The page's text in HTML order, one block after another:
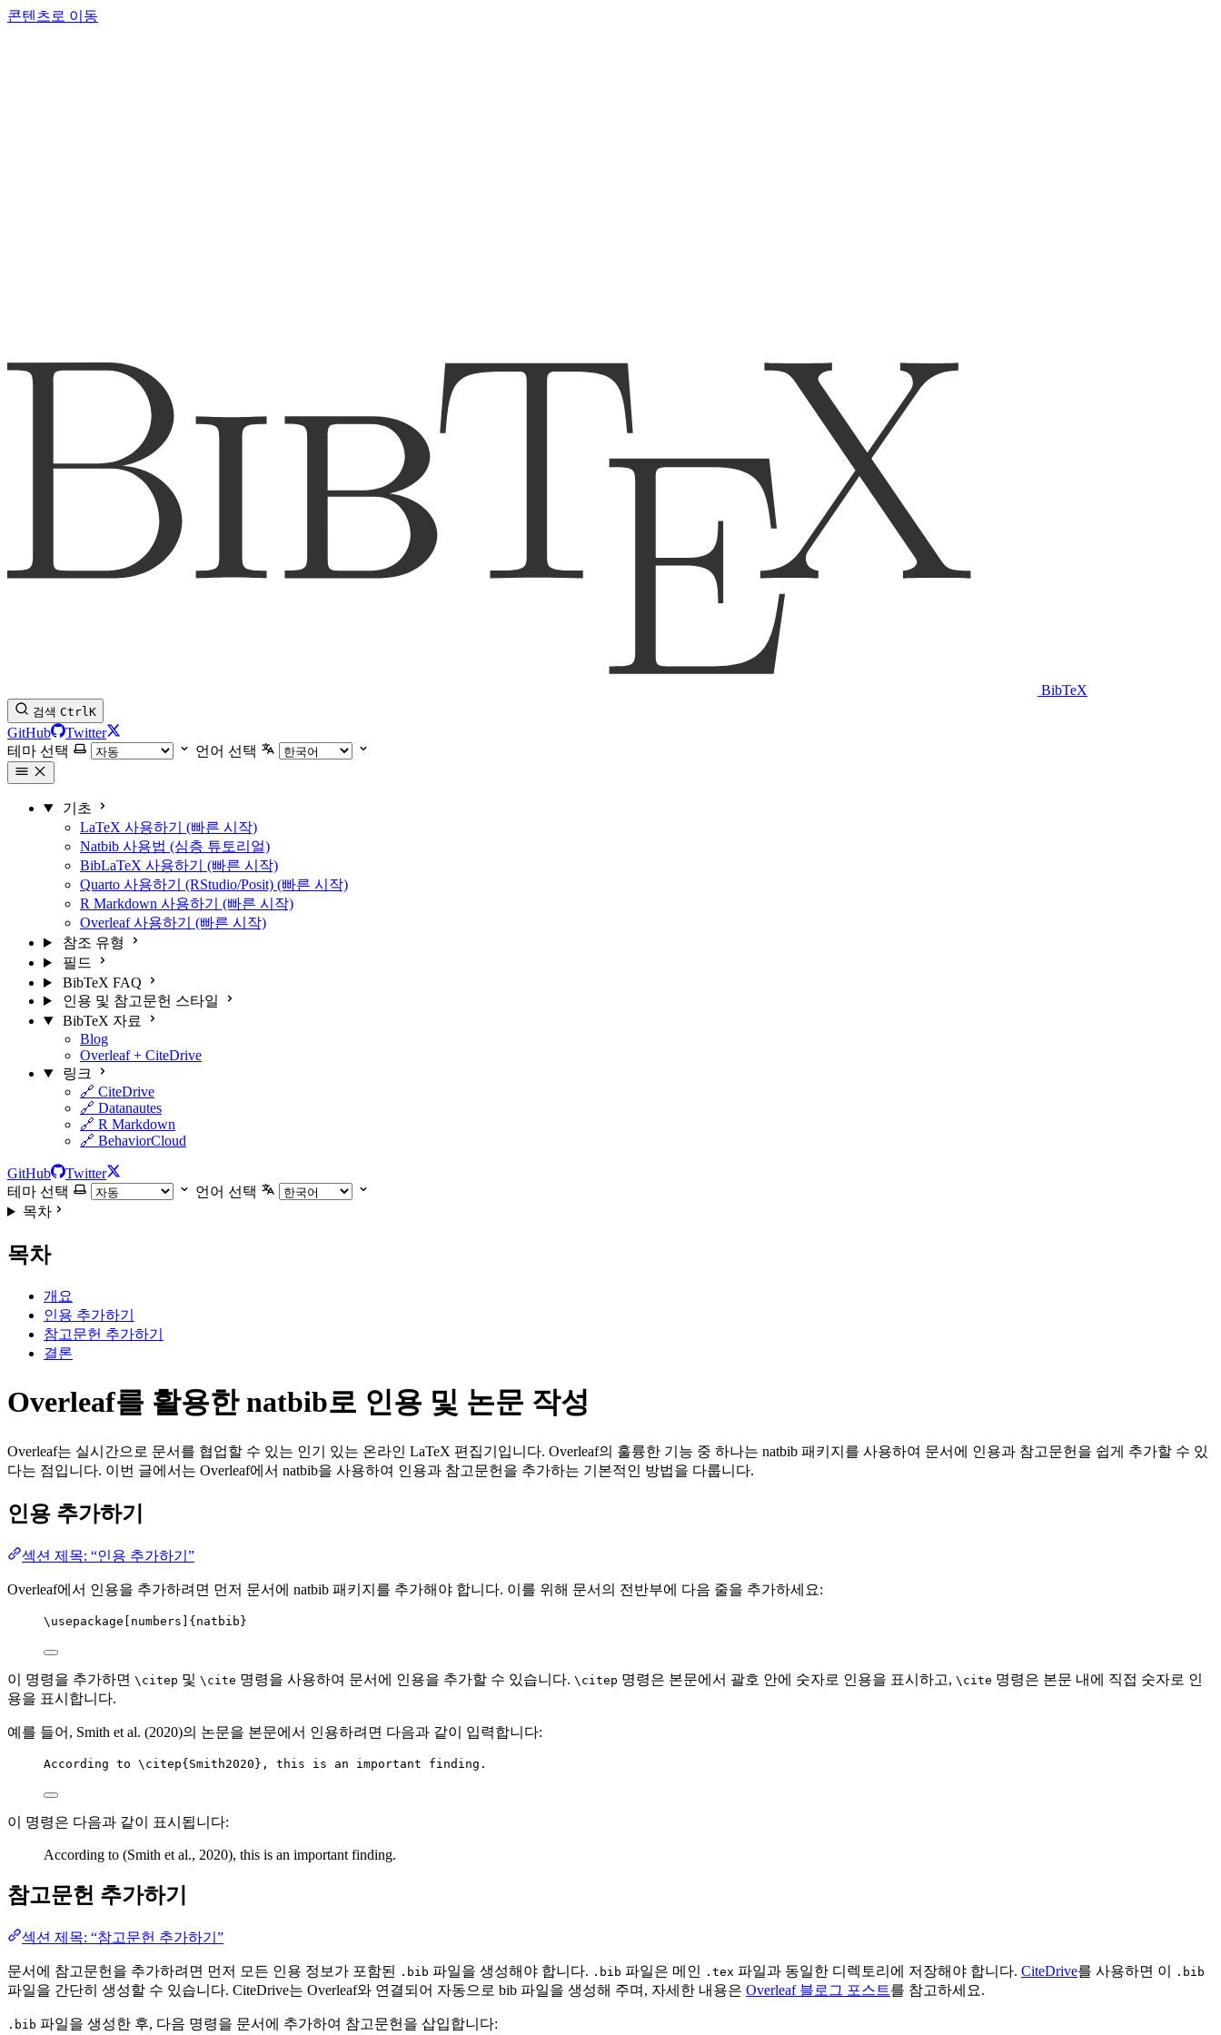
콘텐츠로 이동
BibTeX
검색 CtrlK
GitHub
Twitter
테마 선택
언어 선택
기초
LaTeX 사용하기 (빠른 시작)
Natbib 사용법 (심층 튜토리얼)
BibLaTeX 사용하기 (빠른 시작)
Quarto 사용하기 (RStudio/Posit) (빠른 시작)
R Markdown 사용하기 (빠른 시작)
Overleaf 사용하기 (빠른 시작)
참조 유형
필드
BibTeX FAQ
인용 및 참고문헌 스타일
BibTeX 자료
Blog
Overleaf + CiteDrive
링크
🔗 CiteDrive
🔗 Datanautes
🔗 R Markdown
🔗 BehaviorCloud
GitHub
Twitter
테마 선택
언어 선택
목차
목차
개요
인용 추가하기
참고문헌 추가하기
결론
Overleaf를 활용한 natbib로 인용 및 논문 작성
Overleaf는 실시간으로 문서를 협업할 수 있는 인기 있는 온라인 LaTeX 편집기입니다. Overleaf의 훌륭한 기능 중 하나는 natbib 패키지를 사용하여 문서에 인용과 참고문헌을 쉽게 추가할 수 있
다는 점입니다. 이번 글에서는 Overleaf에서 natbib을 사용하여 인용과 참고문헌을 추가하는 기본적인 방법을 다룹니다.
인용 추가하기
섹션 제목: “인용 추가하기”
Overleaf에서 인용을 추가하려면 먼저 문서에 natbib 패키지를 추가해야 합니다. 이를 위해 문서의 전반부에 다음 줄을 추가하세요:
\usepackage [ numbers ]{natbib}
이 명령을 추가하면 \citep 및 \cite 명령을 사용하여 문서에 인용을 추가할 수 있습니다. \citep 명령은 본문에서 괄호 안에 숫자로 인용을 표시하고, \cite 명령은 본문 내에 직접 숫자로 인
용을 표시합니다.
예를 들어, Smith et al. (2020)의 논문을 본문에서 인용하려면 다음과 같이 입력합니다:
According to \citep{Smith2020}, this is an important finding.
이 명령은 다음과 같이 표시됩니다:
According to (Smith et al., 2020), this is an important finding.
참고문헌 추가하기
섹션 제목: “참고문헌 추가하기”
문서에 참고문헌을 추가하려면 먼저 모든 인용 정보가 포함된 .bib 파일을 생성해야 합니다. .bib 파일은 메인 .tex 파일과 동일한 디렉토리에 저장해야 합니다. CiteDrive를 사용하면 이 .bib
파일을 간단히 생성할 수 있습니다. CiteDrive는 Overleaf와 연결되어 자동으로 bib 파일을 생성해 주며, 자세한 내용은 Overleaf 블로그 포스트를 참고하세요.
.bib 파일을 생성한 후, 다음 명령을 문서에 추가하여 참고문헌을 삽입합니다: